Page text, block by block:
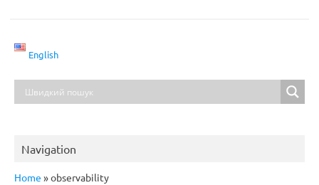
English
Navigation
Home »observability